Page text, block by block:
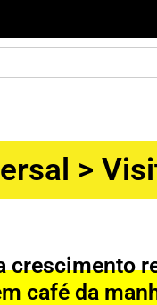
>
crescimento
café da